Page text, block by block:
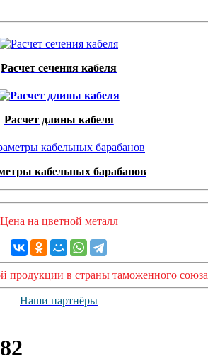
Расчет сечения кабеля
Расчет длины кабеля
кабельных барабанов
Цена на цветной металл
продукции в страны таможенного союза
Наши партнёры